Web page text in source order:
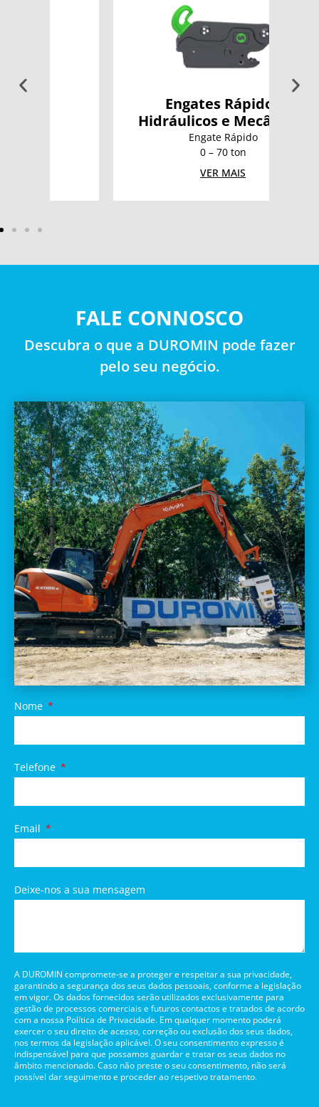
Engates Rápidos
Hidráulicos e Mecânicos
Engate Rápido
FALE CONNOSCO
Descubra o que a DUROMIN pode fazer
pelo seu negócio.
Nome
Telefone
Email
Deixe-nos a sua mensagem
A DUROMIN compromete-se a proteger e respeitar a sua privacidade,
garantindo a segurança dos seus dados pessoais, conforme a legislação
em vigor. Os dados fornecidos serão utilizados exclusivamente para
gestão de processos comerciais e futuros contactos e tratados de acordo
com a nossa Política de Privacidade. Em qualquer momento poderá
exercer o seu direito de acesso, correção ou exclusão dos seus dados,
nos termos da legislação aplicável. O seu consentimento expresso é
indispensável para que possamos guardar e tratar os seus dados no
âmbito mencionado. Caso não preste o seu consentimento, não será
possível dar seguimento e proceder ao respetivo tratamento.